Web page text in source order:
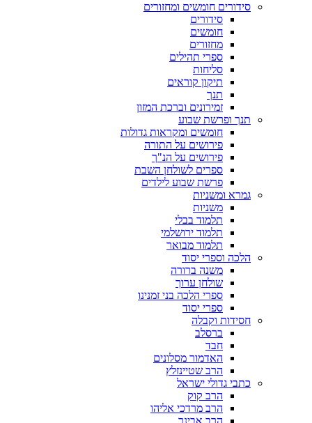
סידורים חומשים ומחזורים
סידורים
חומשים
מחזורים
ספרי תהילים
סליחות
תיקון קוראים
תנך
זמירונים וברכת המזון
תנך ופרשת שבוע
חומשים ומקראות גדולות
פירושים על התורה
פירושים על הנ"ך
ספרים לשולחן השבת
פרשת שבוע לילדים
גמרא ומשניות
משניות
תלמוד בבלי
תלמוד ירושלמי
תלמוד מבואר
הלכה וספרי יסוד
משנה ברורה
שולחן ערוך
ספרי הלכה בני זמנינו
ספרי יסוד
חסידות וקבלה
ברסלב
חבד
האדמור מסלונים
הרב שטיינזלץ
כתבי גדולי ישראל
הרב קוק
הרב מרדכי אליהו